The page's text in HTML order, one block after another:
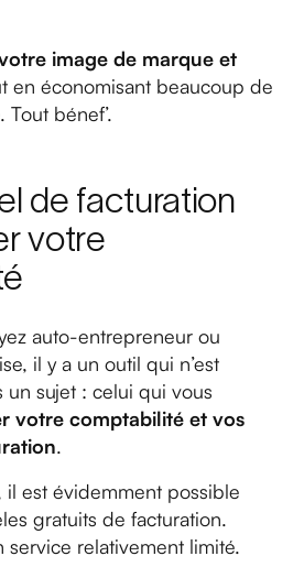
image de marque et
en économisant beaucoup de
Tout bénef’.
de facturation
votre
auto-entrepreneur ou
il y a un outil qui n’est
sujet : celui qui vous
votre comptabilité et vos
.
il est évidemment possible
gratuits de facturation.
service relativement limité.